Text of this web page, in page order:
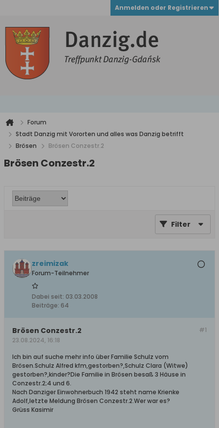
Anmelden oder Registrieren
Forum
Stadt Danzig mit Vororten und alles was Danzig betrifft
Brösen
Brösen Conzestr.2
Brösen Conzestr.2
Filter
zreimizak
Forum-Teilnehmer
Dabei seit: 03.03.2008
Beiträge: 64
#1
Brösen Conzestr.2
23.08.2024, 16:18
Ich bin auf suche mehr info über Familie Schulz vom
Brösen.Schulz Alfred kfm,gestorben?,Schulz Clara (Witwe)
gestorben?,kinder?Die Familie in Brösen besaß 3 Häuse in
Conzestr.2;4 und 6.
Nach Danziger Einwohnerbuch 1942 steht name Krienke
Adolf,letzte Meldung Brösen Conzestr.2.Wer war es?
Grüss Kasimir